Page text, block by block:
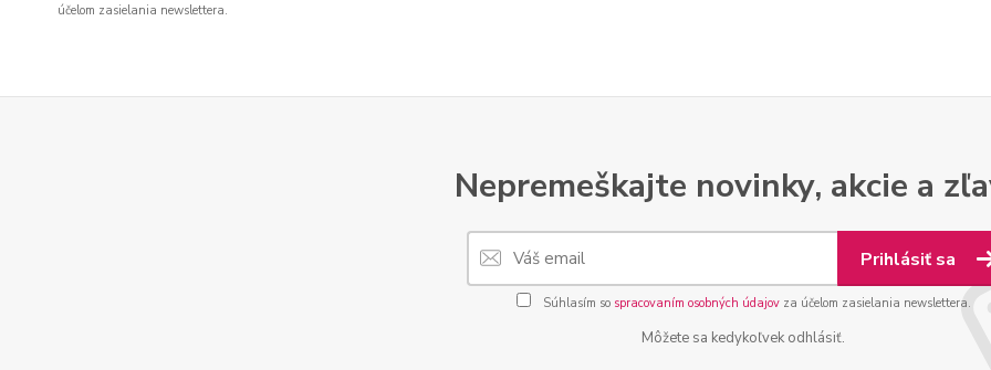
účelom zasielania newslettera.
Nepremeškajte novinky, akcie a
Prihlásiť sa
Súhlasím so spracovaním osobných údajovza účelom zasielania newslettera.
Môžete sa kedykoľvek odhlásiť.